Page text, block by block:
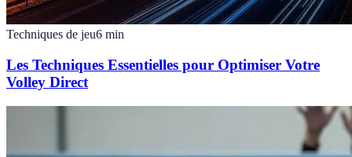
Techniques de jeu6 min
Les Techniques Essentielles pour Optimiser Votre
Volley Direct